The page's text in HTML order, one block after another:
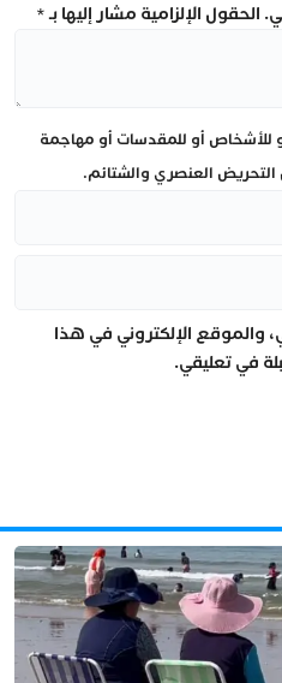
الحقول الإلزامية مشار إليها بـ*
للأشخاص أو للمقدسات أو مهاجمة
التحريض العنصري والشتائم.
والموقع الإلكتروني في هذا
في تعليقي.